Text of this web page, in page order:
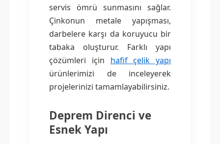
servis ömrü sunmasını sağlar.
Çinkonun metale yapışması,
darbelere karşı da koruyucu bir
tabaka oluşturur. Farklı yapı
çözümleri için hafif çelik yapı
ürünlerimizi de inceleyerek
projelerinizi tamamlayabilirsiniz.
Deprem Direnci ve
Esnek Yapı